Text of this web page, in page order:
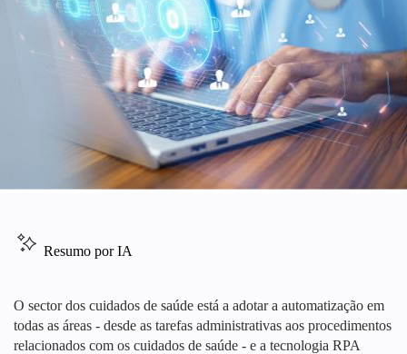
Resumo por IA
O sector dos cuidados de saúde está a adotar a automatização em
todas as áreas - desde as tarefas administrativas aos procedimentos
relacionados com os cuidados de saúde - e a tecnologia RPA